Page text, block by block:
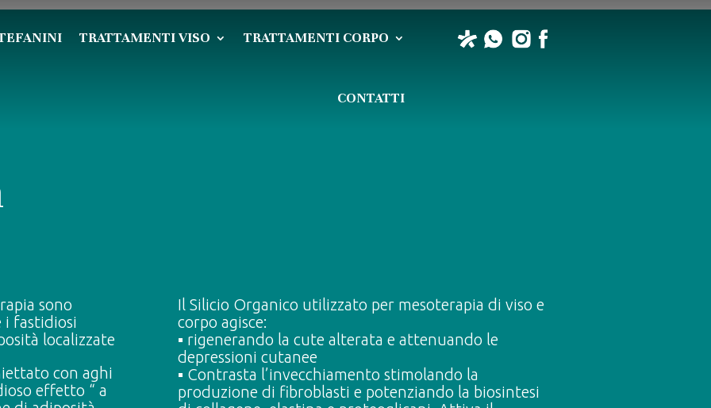
TRATTAMENTI VISO TRATTAMENTI CORPO
CONTATTI
sono
fastidiosi
localizzate
con aghi
effetto “ a
Il Silicio Organico utilizzato per mesoterapia di viso e
corpo agisce:
▪️ rigenerando la cute alterata e attenuando le
depressioni cutanee
▪️ Contrasta l’invecchiamento stimolando la
produzione di fibroblasti e potenziando la biosintesi